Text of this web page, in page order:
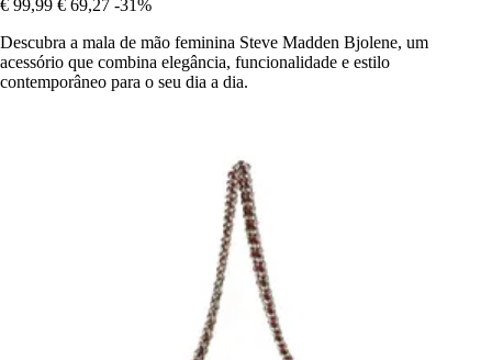
€ 99,99 € 69,27 -31%
Descubra a mala de mão feminina Steve Madden Bjolene, um
acessório que combina elegância, funcionalidade e estilo
contemporâneo para o seu dia a dia.